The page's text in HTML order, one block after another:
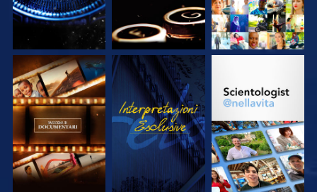
ESPLORA LE
SERIE
GUARDA
ESPLORA LE